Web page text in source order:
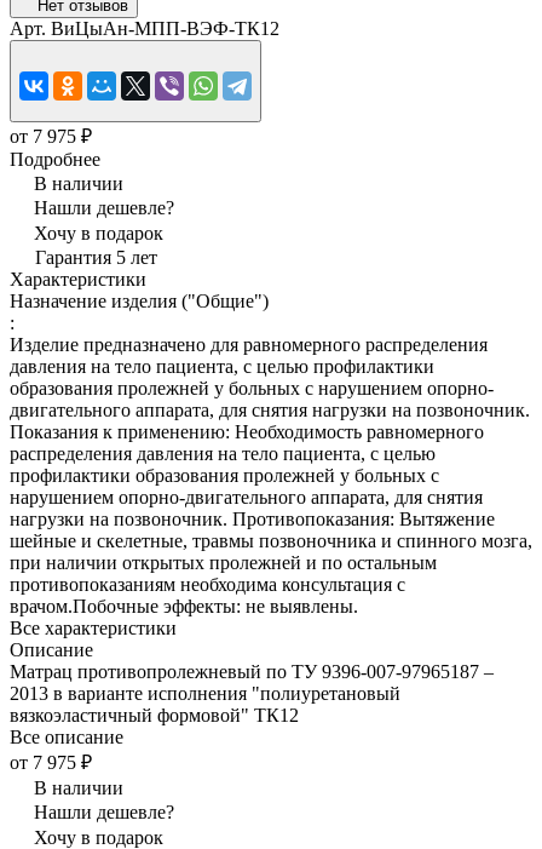
Нет отзывов
Арт. ВиЦыАн-МПП-ВЭФ-ТК12
от 7 975 ₽
Подробнее
В наличии
Нашли дешевле?
Хочу в подарок
Гарантия 5 лет
Характеристики
Назначение изделия ("Общие")
:
Изделие предназначено для равномерного распределения
давления на тело пациента, с целью профилактики
образования пролежней у больных с нарушением опорно-
двигательного аппарата, для снятия нагрузки на позвоночник.
Показания к применению: Необходимость равномерного
распределения давления на тело пациента, с целью
профилактики образования пролежней у больных с
нарушением опорно-двигательного аппарата, для снятия
нагрузки на позвоночник. Противопоказания: Вытяжение
шейные и скелетные, травмы позвоночника и спинного мозга,
при наличии открытых пролежней и по остальным
противопоказаниям необходима консультация с
врачом.Побочные эффекты: не выявлены.
Все характеристики
Описание
Матрац противопролежневый по ТУ 9396-007-97965187 –
2013 в варианте исполнения "полиуретановый
вязкоэластичный формовой" ТК12
Все описание
от 7 975 ₽
В наличии
Нашли дешевле?
Хочу в подарок